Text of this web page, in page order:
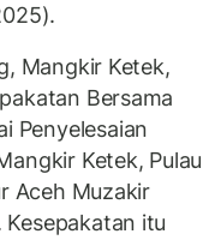
Mangkir Ketek,
Bersama
Penyelesaian
Ketek, Pulau
Aceh Muzakir
itu